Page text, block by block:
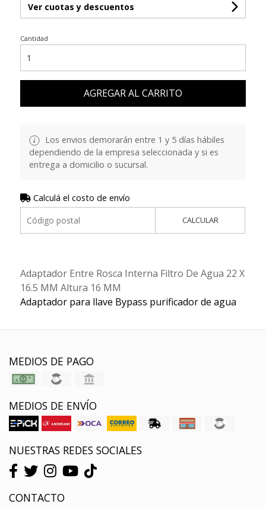
Ver cuotas y descuentos
Cantidad
AGREGAR AL CARRITO
Los envios demorarán entre 1 y 5 días hábiles
dependiendo de la empresa seleccionada y si es
entrega a domicilio o sucursal.
Calculá el costo de envío
CALCULAR
Adaptador Entre Rosca Interna Filtro De Agua 22 X
16.5 MM Altura 16 MM
Adaptador para llave Bypass purificador de agua
MEDIOS DE PAGO
MEDIOS DE ENVÍO
NUESTRAS REDES SOCIALES
CONTACTO